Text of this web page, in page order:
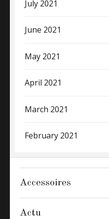
July 2021
June 2021
May 2021
April 2021
March 2021
February 2021
Accessoires
Actu